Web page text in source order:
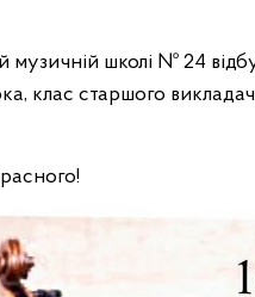
музичній школі № 24
клас старшого